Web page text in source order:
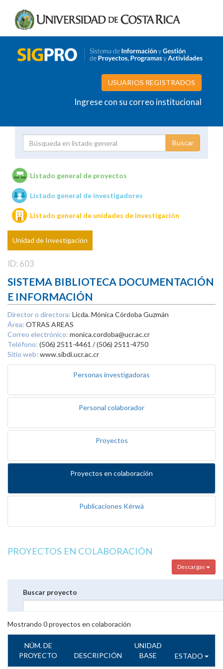
USUARIOS REGISTRADOS
Ingrese con su correo institucional
Unidades de investigación
Listado general de proyectos
Listado general de investigadores
Listado general de unidades de investigación
Unidad de Investigación
ID: 603
SISTEMA BIBLIOTECA DOCUMENTACIÓN
E INFORMACIÓN
Director o directora: Licda. Mónica Córdoba Guzmán
Área: OTRAS AREAS
Correo electrónico: monica.cordoba@ucr.ac.cr
Teléfono: (506) 2511-4461 / (506) 2511-4750
Sitio web: www.sibdi.ucr.ac.cr
Personas investigadoras
Personal colaborador
Proyectos
Proyectos en colaboración
Publicaciones Kérwá
PROYECTOS EN COLABORACIÓN
Descargas
Buscar proyecto
Mostrando 0proyectos en colaboración
NÚM. DE
PROYECTO
DESCRIPCIÓN
UNIDAD
BASE
ESTADO